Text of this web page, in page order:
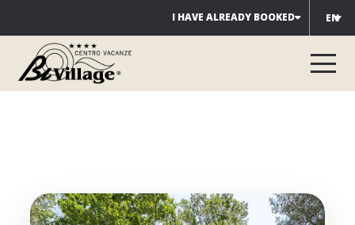
to
content
I HAVE ALREADY BOOKED EN